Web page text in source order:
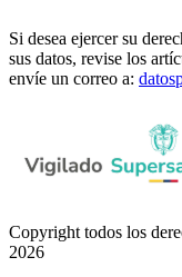
Si desea ejercer su
sus datos, revise los
envíe un correo a:
Copyright todos los
2026